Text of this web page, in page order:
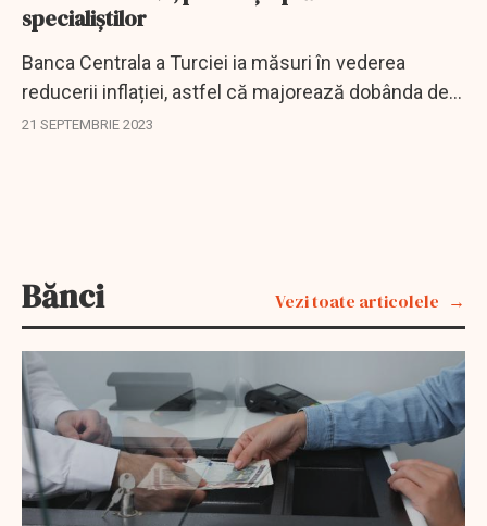
specialiștilor
Banca Centrala a Turciei ia măsuri în vederea
reducerii inflației, astfel că majorează dobânda de
politică monetară.
21 SEPTEMBRIE 2023
Bănci Vezi toate articolele